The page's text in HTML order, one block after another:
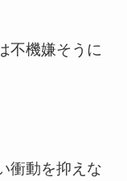
不機嫌そうに
衝動を抑えな